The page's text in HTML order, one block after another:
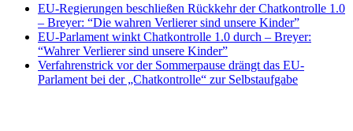
EU-Regierungen beschließen Rückkehr der Chatkontrolle 1.0
– Breyer: “Die wahren Verlierer sind unsere Kinder”
EU-Parlament winkt Chatkontrolle 1.0 durch – Breyer:
“Wahrer Verlierer sind unsere Kinder”
Verfahrenstrick vor der Sommerpause drängt das EU-
Parlament bei der „Chatkontrolle“ zur Selbstaufgabe